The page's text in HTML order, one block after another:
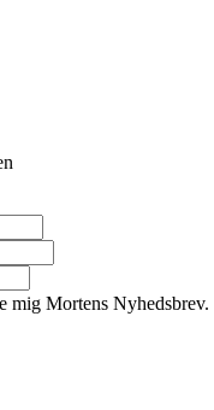
mig Mortens Nyhedsbrev.